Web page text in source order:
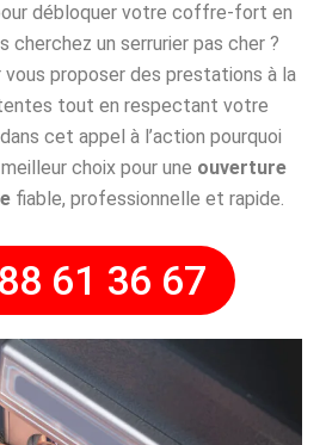
débloquer votre coffre-fort en
cherchez un serrurier pas cher ?
vous proposer des prestations à la
tout en respectant votre
cet appel à l’action pourquoi
choix pour une ouverture
fiable, professionnelle et rapide.
61 36 67